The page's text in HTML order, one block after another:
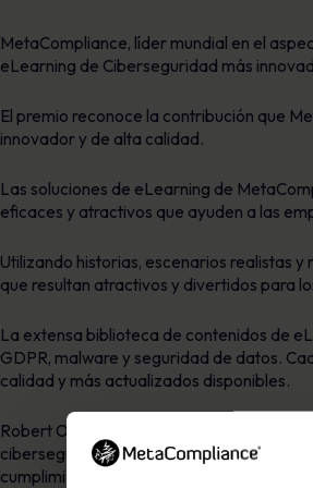
MetaCompliance, líder mundial en el
eLearning de Ciberseguridad más
El premio reconoce la contribución que
innovador y de alta calidad.
Las soluciones de eLearning de
eficaces y atractivos que ayuden a las
Utilizando historias, escenarios realistas
que resultan atractivos y divertidos para
La extensa biblioteca de contenidos de
GDPR, malware y seguridad de datos.
calidad y más actualizados disponibles.
Robert O’Brien, director general de
ciberseguridad más innovadoras de
cumplimiento normativo de mejor calidad